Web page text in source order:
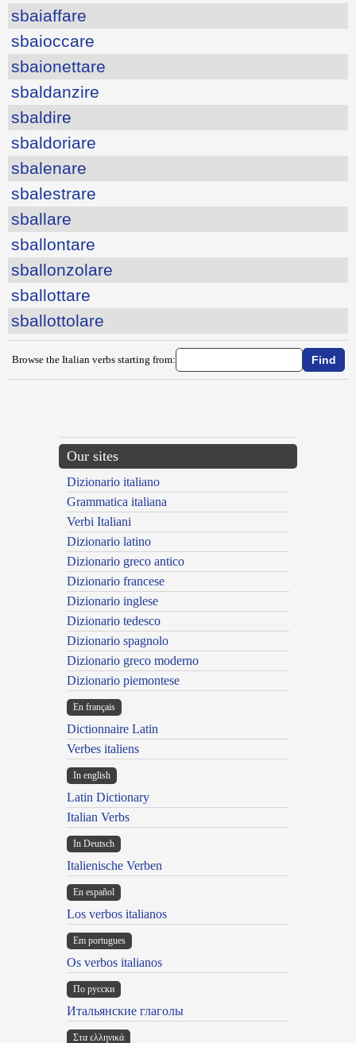
sbaiaffare
sbaioccare
sbaionettare
sbaldanzire
sbaldire
sbaldoriare
sbalenare
sbalestrare
sballare
sballontare
sballonzolare
sballottare
sballottolare
Browse the Italian verbs starting from:
Our sites
Dizionario italiano
Grammatica italiana
Verbi Italiani
Dizionario latino
Dizionario greco antico
Dizionario francese
Dizionario inglese
Dizionario tedesco
Dizionario spagnolo
Dizionario greco moderno
Dizionario piemontese
En français
Dictionnaire Latin
Verbes italiens
In english
Latin Dictionary
Italian Verbs
In Deutsch
Italienische Verben
En español
Los verbos italianos
Em portugues
Os verbos italianos
По русски
Итальянские глаголы
Στα ελληνικά